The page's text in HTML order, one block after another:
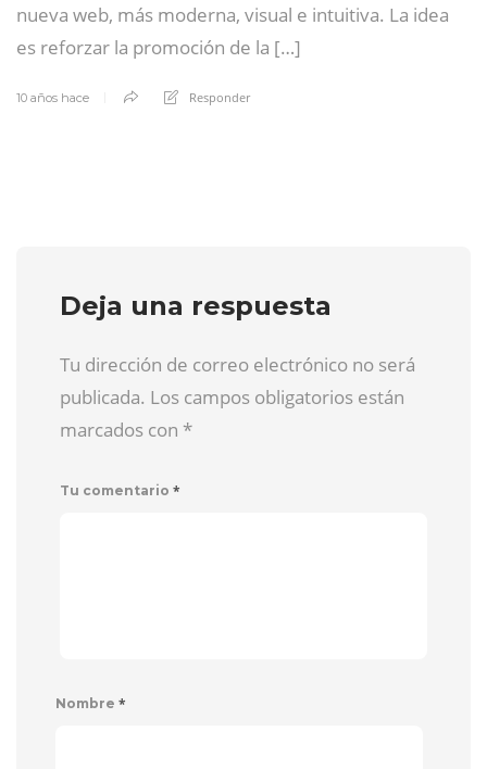
nueva web, más moderna, visual e intuitiva. La idea
es reforzar la promoción de la […]
10 años hace Responder
Deja una respuesta
Tu dirección de correo electrónico no será
publicada. Los campos obligatorios están
marcados con *
Tu comentario *
Nombre *